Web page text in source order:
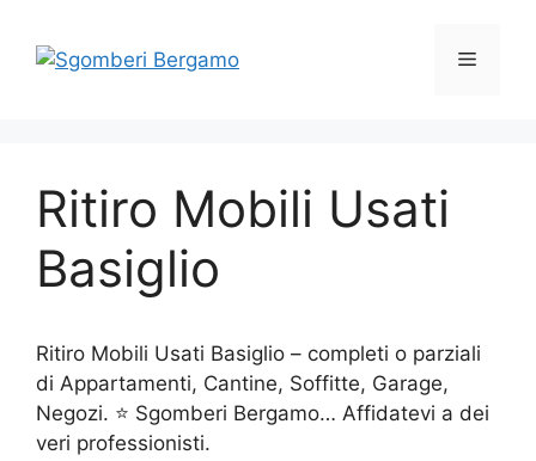
contenuto
Menu
Ritiro Mobili Usati
Basiglio
Ritiro Mobili Usati Basiglio – completi o parziali
di Appartamenti, Cantine, Soffitte, Garage,
Negozi. ⭐ Sgomberi Bergamo… Affidatevi a dei
veri professionisti.